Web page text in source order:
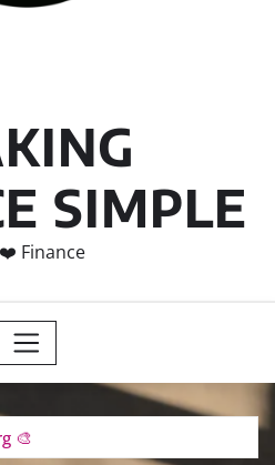
SIMPLE
Finance
🎨